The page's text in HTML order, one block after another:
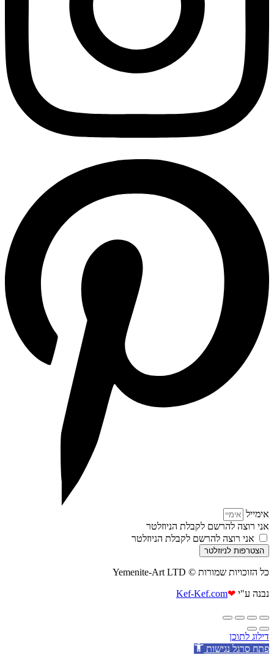
אימייל
אני רוצה להרשם לקבלת הניוזלטר
אני רוצה להרשם לקבלת הניוזלטר
הצטרפות לניוזלטר
כל הזוכויות שמורות © Yemenite-Art LTD
נבנה ע"י ❤
Kef-Kef.com
דילוג לתוכן
פתח סרגל נגישות